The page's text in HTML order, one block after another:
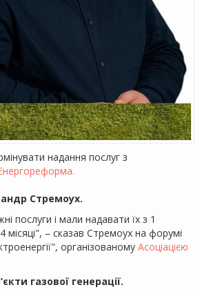
надання послуг з
Стремоух.
послуги і мали надавати їх з 1
– сказав Стремоух на форумі
організованому Асоціацією
газової генерації.